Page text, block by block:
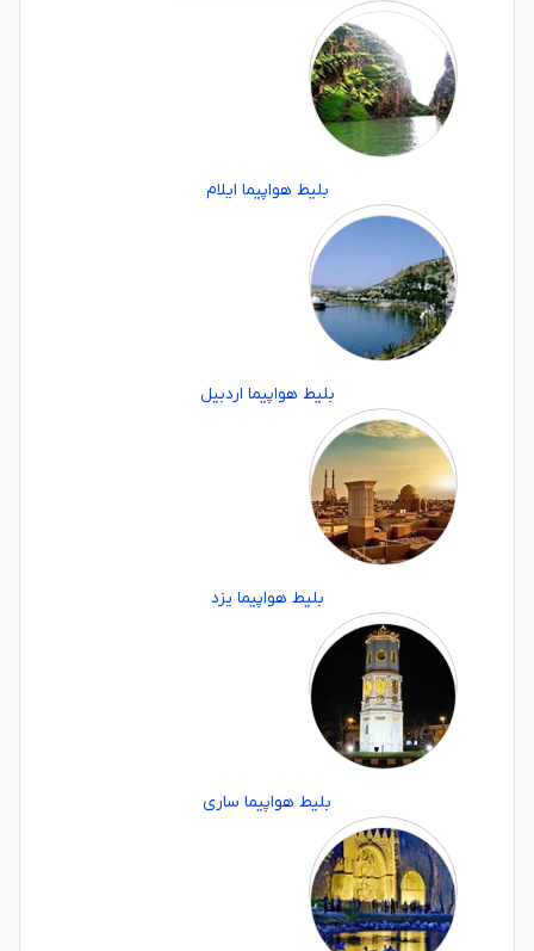
بلیط هواپیما ایلام
بلیط هواپیما اردبیل
بلیط هواپیما یزد
بلیط هواپیما ساری